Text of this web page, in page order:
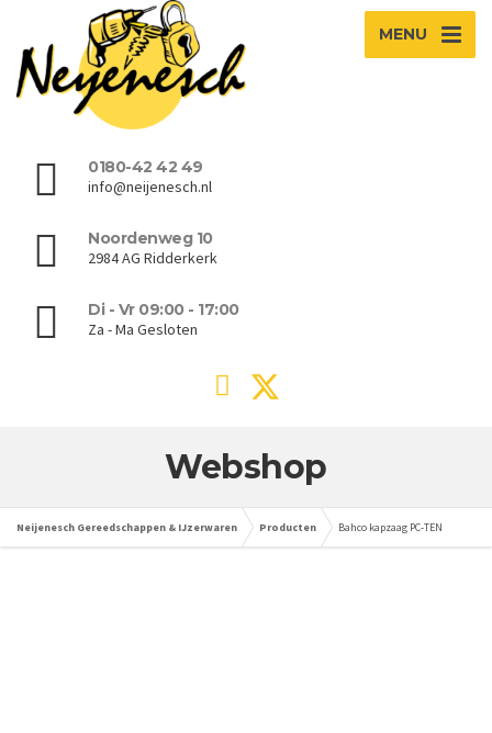
MENU
0180-42 42 49
info@neijenesch.nl
Noordenweg 10
2984 AG Ridderkerk
Di - Vr 09:00 - 17:00
Za - Ma Gesloten
Webshop
Neijenesch Gereedschappen & IJzerwaren Producten Bahco kapzaag PC-TEN